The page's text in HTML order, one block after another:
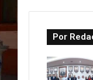
Por